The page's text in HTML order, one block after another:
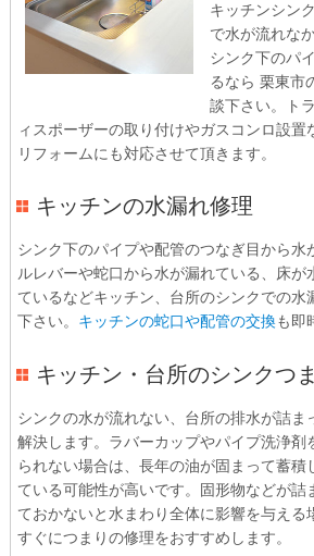
キッチンシン
で水が流れな
シンク下のパ
るなら 栗東市
談下さい。ト
ィスポーザーの取り付けやガスコンロ設置
リフォームにも対応させて頂きます。
キッチンの水漏れ修理
シンク下のパイプや配管のつなぎ目から水
ルレバーや蛇口から水が漏れている、床が
ているなどキッチン、台所のシンクでの水
下さい。 キッチンの蛇口や配管の交換も即
キッチン・台所のシンクつ
シンクの水が流れない、台所の排水が詰ま
解決します。ラバーカップやパイプ洗浄剤
られない場合は、長年の油が固まって蓄積
ている可能性が高いです。固形物などが詰
ておかないと水まわり全体に影響を与える
すぐにつまりの修理をおすすめします。